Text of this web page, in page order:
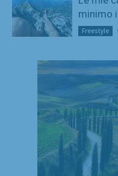
minimo
Freestyle